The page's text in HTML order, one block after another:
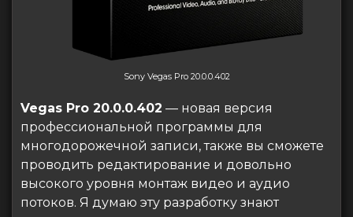
Sony Vegas Pro 20.0.0.402
Vegas Pro 20.0.0.402 — новая версия
профессиональной программы для
многодорожечной записи, также вы сможете
проводить редактирование и довольно
высокого уровня монтаж видео и аудио
потоков. Я думаю эту разработку знают